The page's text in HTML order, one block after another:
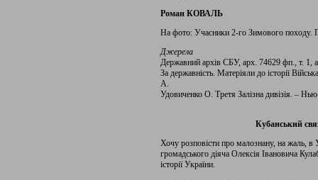
Роман КОВАЛЬ
На фото: Учасники 2-го Зимового походу.
Джерела
Державний архів СБУ, арх. 74629 фп., т. 1,
За державність. Матеріяли до історії
А.
Удовиченко О. Третя Залізна дивізія. –
Кубанський
Хочу розповісти про малознану, на жаль, в
громадського діяча Олексія Івановича
історії України.